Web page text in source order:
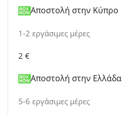
Αποστολή στην Κύπρο
1-2 εργάσιμες μέρες
2 €
Αποστολή στην Ελλάδα
5-6 εργάσιμες μέρες